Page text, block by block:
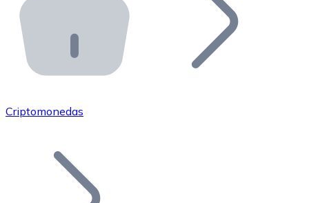
Integra un ATM Bitnovo en tu negocio y permite que
Bitnovo API
Integra nuestra API en tu ecosistema.
Únete a nuestra red de distribuidores.
Añade tu proyecto a nuestro ecosistema.
Criptomonedas